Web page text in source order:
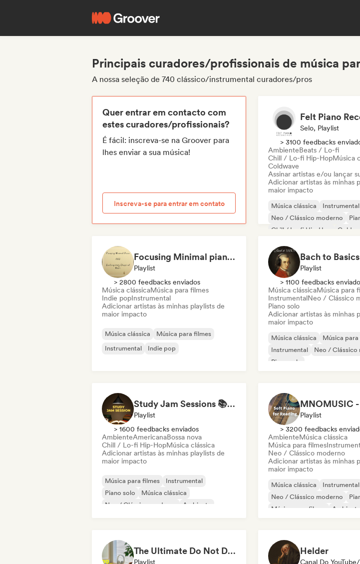
Principais curadores/profissionais de música
A nossa seleção de 740 clássico/instrumental curadores/pros
Quer entrar em contacto com
estes curadores/profissionais?
É fácil: inscreva-se na Groover para
lhes enviar a sua música!
Inscreva-se para entrar em contato
Selo, Playlist
> 3100 feedbacks
AmbienteBeats / Lo-fi
Chill / Lo-fi Hip-HopMúsica
Coldwave
Assinar artistas e/ou lançar
Adicionar artistas às minhas
maior impacto
Música clássica
Instrumental
Neo / Clássico moderno
Chill / Lo-fi Hip-Hop
Focusing Minimal piano & Contemporary classical music
Playlist
> 2800 feedbacks enviados
Música clássicaMúsica para filmes
Indie popInstrumental
Adicionar artistas às minhas playlists de
maior impacto
Música clássica
Música para filmes
Instrumental
Indie pop
Bach to Basics
Playlist
> 1100 feedbacks
Música clássicaMúsica para
InstrumentalNeo / Clássico
Piano solo
Adicionar artistas às minhas
maior impacto
Música clássica
Música
Instrumental
Neo / Clássico
Piano solo
Study Jam Sessions 📚 Indie Folk, Dream Pop & Singer-Songwriter
Playlist
> 1600 feedbacks enviados
AmbienteAmericanaBossa nova
Chill / Lo-fi Hip-HopMúsica clássica
Adicionar artistas às minhas playlists de
maior impacto
Música para filmes
Instrumental
Piano solo
Música clássica
Neo / Clássico moderno
Ambiente
Playlist
> 3200 feedbacks
AmbienteMúsica clássica
Música para filmes
Neo / Clássico moderno
Adicionar artistas às minhas
maior impacto
Música clássica
Instrumental
Neo / Clássico moderno
Música para filmes
Ambiente
The Ultimate Do Not Disturb Playlist 🔕 Neo-Classical & Ambient Piano
Playlist
Helder
Canal Do